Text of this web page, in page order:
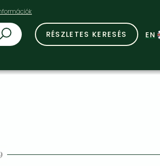
RÉSZLETES KERESÉS